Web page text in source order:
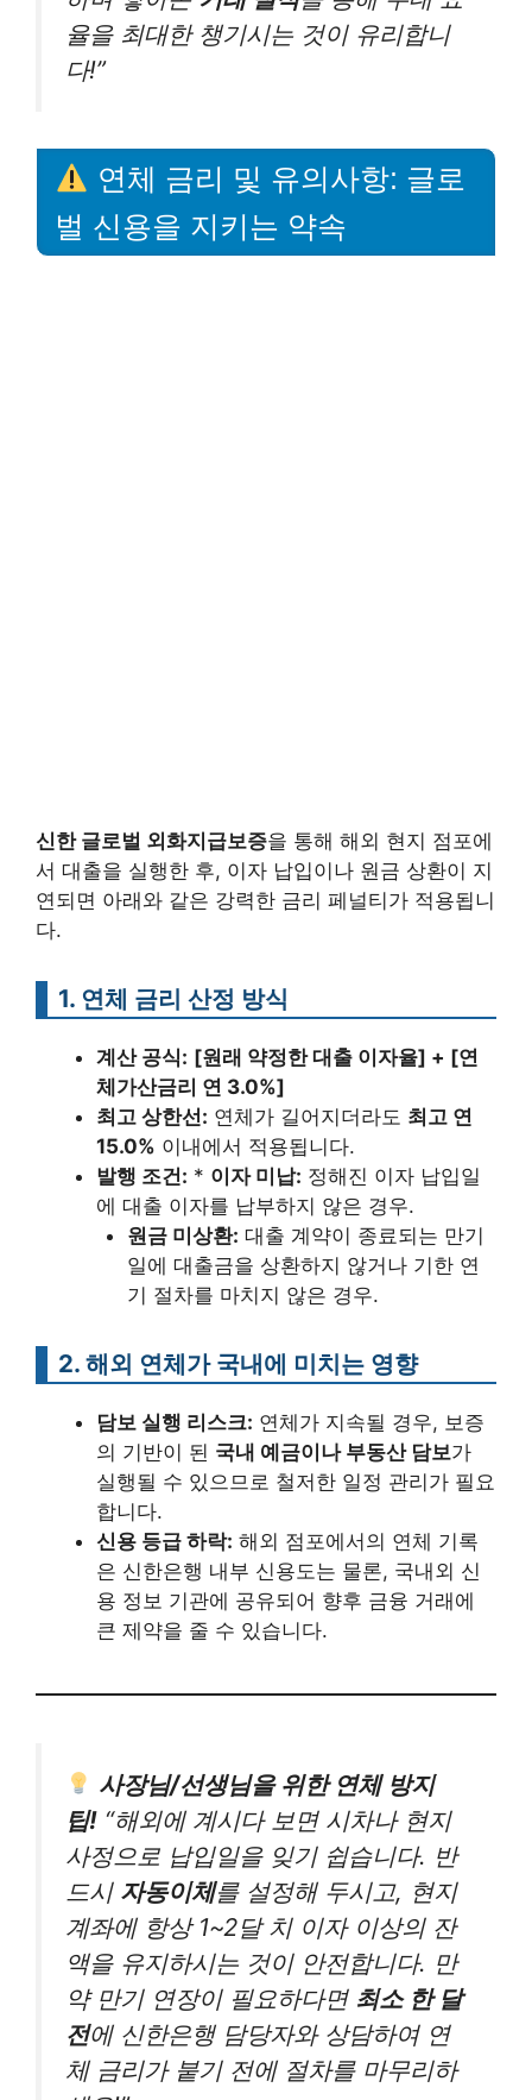
율을 최대한 챙기시는 것이 유리합니
다!”
연체 금리 및 유의사항: 글로
벌 신용을 지키는 약속
신한 글로벌 외화지급보증을 통해 해외 현지 점포에
서 대출을 실행한 후, 이자 납입이나 원금 상환이 지
연되면 아래와 같은 강력한 금리 페널티가 적용됩니
다.
1. 연체 금리 산정 방식
계산 공식: [원래 약정한 대출 이자율] + [연
체가산금리 연 3.0%]
최고 상한선: 연체가 길어지더라도 최고 연
15.0% 이내에서 적용됩니다.
발행 조건: * 이자 미납: 정해진 이자 납입일
에 대출 이자를 납부하지 않은 경우.
원금 미상환: 대출 계약이 종료되는 만기
일에 대출금을 상환하지 않거나 기한 연
기 절차를 마치지 않은 경우.
2. 해외 연체가 국내에 미치는 영향
담보 실행 리스크: 연체가 지속될 경우, 보증
의 기반이 된 국내 예금이나 부동산 담보가
실행될 수 있으므로 철저한 일정 관리가 필요
합니다.
신용 등급 하락: 해외 점포에서의 연체 기록
은 신한은행 내부 신용도는 물론, 국내외 신
용 정보 기관에 공유되어 향후 금융 거래에
큰 제약을 줄 수 있습니다.
사장님/선생님을 위한 연체 방지
팁! “해외에 계시다 보면 시차나 현지
사정으로 납입일을 잊기 쉽습니다. 반
드시 자동이체를 설정해 두시고, 현지
계좌에 항상 1~2달 치 이자 이상의 잔
액을 유지하시는 것이 안전합니다. 만
약 만기 연장이 필요하다면 최소 한 달
전에 신한은행 담당자와 상담하여 연
체 금리가 붙기 전에 절차를 마무리하